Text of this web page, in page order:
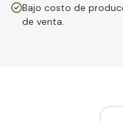
Bajo costo de
de venta.